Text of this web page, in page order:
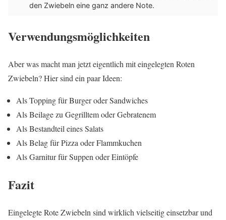
den Zwiebeln eine ganz andere Note.
Verwendungsmöglichkeiten
Aber was macht man jetzt eigentlich mit eingelegten Roten
Zwiebeln? Hier sind ein paar Ideen:
Als Topping für Burger oder Sandwiches
Als Beilage zu Gegrilltem oder Gebratenem
Als Bestandteil eines Salats
Als Belag für Pizza oder Flammkuchen
Als Garnitur für Suppen oder Eintöpfe
Fazit
Eingelegte Rote Zwiebeln sind wirklich vielseitig einsetzbar und